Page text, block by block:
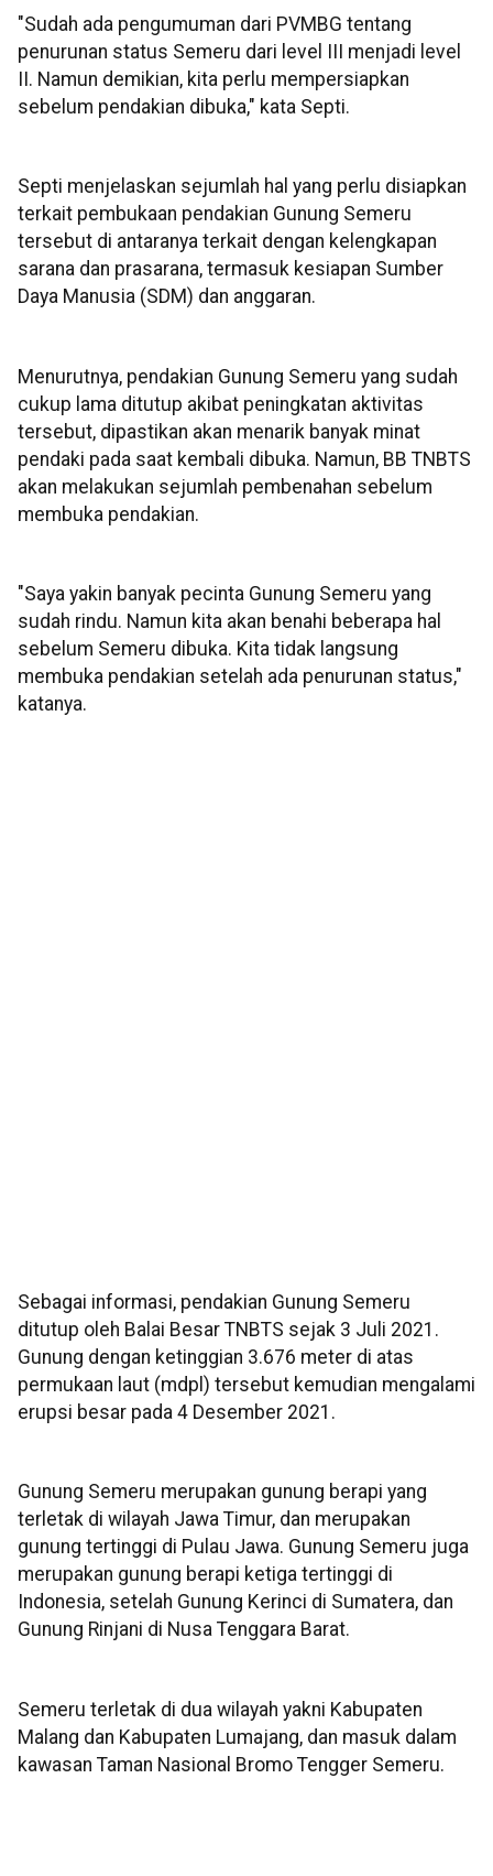
"Sudah ada pengumuman dari PVMBG tentang
penurunan status Semeru dari level III menjadi level
II. Namun demikian, kita perlu mempersiapkan
sebelum pendakian dibuka," kata Septi.
Septi menjelaskan sejumlah hal yang perlu disiapkan
terkait pembukaan pendakian Gunung Semeru
tersebut di antaranya terkait dengan kelengkapan
sarana dan prasarana, termasuk kesiapan Sumber
Daya Manusia (SDM) dan anggaran.
Menurutnya, pendakian Gunung Semeru yang sudah
cukup lama ditutup akibat peningkatan aktivitas
tersebut, dipastikan akan menarik banyak minat
pendaki pada saat kembali dibuka. Namun, BB TNBTS
akan melakukan sejumlah pembenahan sebelum
membuka pendakian.
"Saya yakin banyak pecinta Gunung Semeru yang
sudah rindu. Namun kita akan benahi beberapa hal
sebelum Semeru dibuka. Kita tidak langsung
membuka pendakian setelah ada penurunan status,"
katanya.
Sebagai informasi, pendakian Gunung Semeru
ditutup oleh Balai Besar TNBTS sejak 3 Juli 2021.
Gunung dengan ketinggian 3.676 meter di atas
permukaan laut (mdpl) tersebut kemudian mengalami
erupsi besar pada 4 Desember 2021.
Gunung Semeru merupakan gunung berapi yang
terletak di wilayah Jawa Timur, dan merupakan
gunung tertinggi di Pulau Jawa. Gunung Semeru juga
merupakan gunung berapi ketiga tertinggi di
Indonesia, setelah Gunung Kerinci di Sumatera, dan
Gunung Rinjani di Nusa Tenggara Barat.
Semeru terletak di dua wilayah yakni Kabupaten
Malang dan Kabupaten Lumajang, dan masuk dalam
kawasan Taman Nasional Bromo Tengger Semeru.